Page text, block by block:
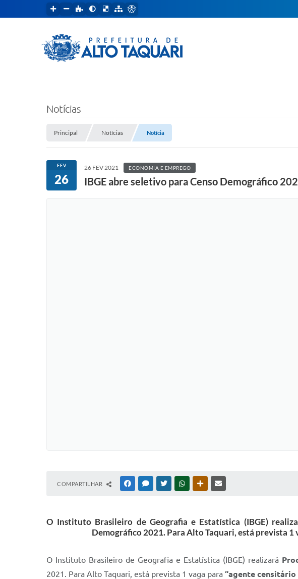
Notícias
Principal Notícias Notícia
FEV
26
26 FEV 2021 ECONOMIA E EMPREGO
IBGE abre seletivo para Censo Demográfico
COMPARTILHAR FACEBOOKMESSENGER
TWITTERWHATSAPPOUTRAS MÍDIAS
O Instituto Brasileiro de Geografia e Estatística (IBGE)
Demográfico 2021. Para Alto Taquari, está prevista 1
O Instituto Brasileiro de Geografia e Estatística (IBGE) realizará
2021. Para Alto Taquari, está prevista 1 vaga para “agente censitário